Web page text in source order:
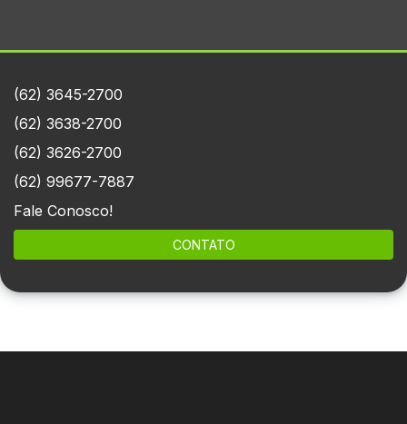
(62) 3645-2700
(62) 3638-2700
(62) 3626-2700
(62) 99677-7887
Fale Conosco!
CONTATO